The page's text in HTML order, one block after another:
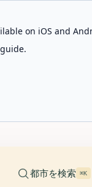
on iOS and
都市を検索 ⌘K